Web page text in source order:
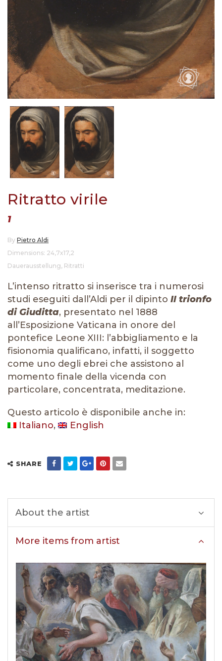
Ritratto virile
1
By Pietro Aldi
Dimensions: 24,7x17,2
Dauerausstellung, Ritratti
L’intenso ritratto si inserisce tra i numerosi
studi eseguiti dall’Aldi per il dipinto Il trionfo
di Giuditta, presentato nel 1888
all’Esposizione Vaticana in onore del
pontefice Leone XIII: l’abbigliamento e la
fisionomia qualificano, infatti, il soggetto
come uno degli ebrei che assistono al
momento finale della vicenda con
particolare, concentrata, meditazione.
Questo articolo è disponibile anche in:
Italiano
English
SHARE
About the artist
More items from artist